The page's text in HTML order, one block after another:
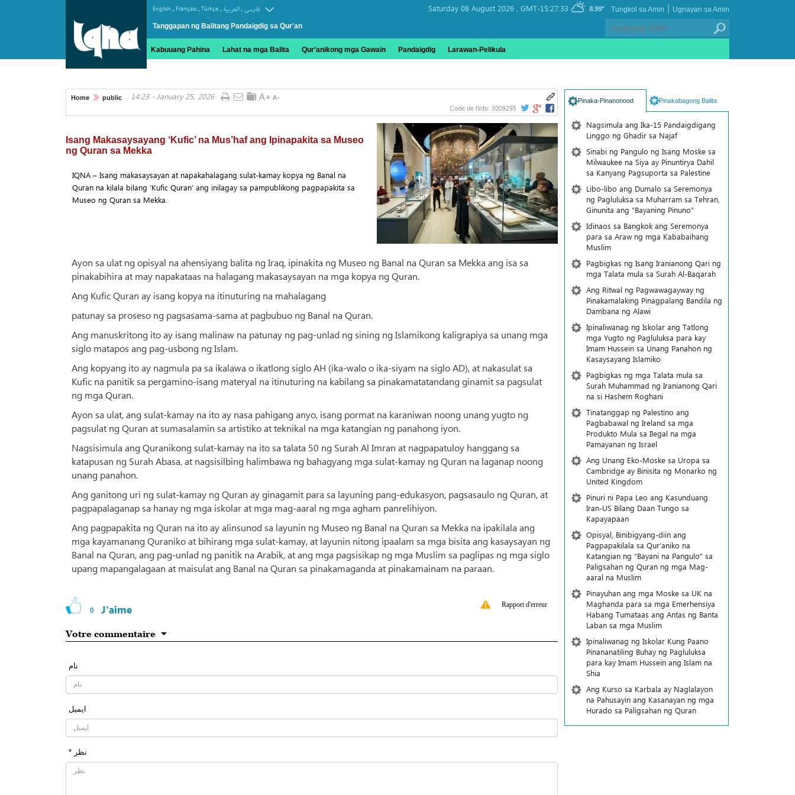
English . Français. Türkçe. العربیة.فارسی
Tanggapan ng Balitang Pandaigdig sa Qur'an
Saturday 08 August 2026 , GMT-15:27:33 8.99° Ugnayan sa Amin
|
Tungkol sa Amin
Kabuuang Pahina Lahat na mga Balita Qur’anikong mga Gawain Pandaigdig Larawan-Pelikula
Home public 14:23 - January 25, 2026
Code de l'info: 3009295
Isang Makasaysayang ‘Kufic’ na Mus’haf ang Ipinapakita sa Museo
ng Quran sa Mekka
IQNA – Isang makasaysayan at napakahalagang sulat-kamay kopya ng Banal na
Quran na kilala bilang ‘Kufic Quran’ ang inilagay sa pampublikong pagpapakita sa
Museo ng Quran sa Mekka.
Ayon sa ulat ng opisyal na ahensiyang balita ng Iraq, ipinakita ng Museo ng Banal na Quran sa Mekka ang isa sa
pinakabihira at may napakataas na halagang makasaysayan na mga kopya ng Quran.
Ang Kufic Quran ay isang kopya na itinuturing na mahalagang
patunay sa proseso ng pagsasama-sama at pagbubuo ng Banal na Quran.
Ang manuskritong ito ay isang malinaw na patunay ng pag-unlad ng sining ng Islamikong kaligrapiya sa unang mga
siglo matapos ang pag-usbong ng Islam.
Ang kopyang ito ay nagmula pa sa ikalawa o ikatlong siglo AH (ika-walo o ika-siyam na siglo AD), at nakasulat sa
Kufic na panitik sa pergamino-isang materyal na itinuturing na kabilang sa pinakamatatandang ginamit sa pagsulat
ng mga Quran.
Ayon sa ulat, ang sulat-kamay na ito ay nasa pahigang anyo, isang pormat na karaniwan noong unang yugto ng
pagsulat ng Quran at sumasalamin sa artistiko at teknikal na mga katangian ng panahong iyon.
Nagsisimula ang Quranikong sulat-kamay na ito sa talata 50 ng Surah Al Imran at nagpapatuloy hanggang sa
katapusan ng Surah Abasa, at nagsisilbing halimbawa ng bahagyang mga sulat-kamay ng Quran na laganap noong
unang panahon.
Ang ganitong uri ng sulat-kamay ng Quran ay ginagamit para sa layuning pang-edukasyon, pagsasaulo ng Quran, at
pagpapalaganap sa hanay ng mga iskolar at mga mag-aaral ng mga agham panrelihiyon.
Ang pagpapakita ng Quran na ito ay alinsunod sa layunin ng Museo ng Banal na Quran sa Mekka na ipakilala ang
mga kayamanang Quraniko at bihirang mga sulat-kamay, at layunin nitong ipaalam sa mga bisita ang kasaysayan ng
Banal na Quran, ang pag-unlad ng panitik na Arabik, at ang mga pagsisikap ng mga Muslim sa paglipas ng mga siglo
upang mapangalagaan at maisulat ang Banal na Quran sa pinakamaganda at pinakamainam na paraan.
0 J'aime Rapport d'erreur
Votre commentaire
نام
ایمیل
* نظر
Pinaka-Pinanonood Pinakabagong Balita
Nagsimula ang Ika-15 Pandaigdigang
Linggo ng Ghadir sa Najaf
Sinabi ng Pangulo ng Isang Moske sa
Milwaukee na Siya ay Pinuntirya Dahil
sa Kanyang Pagsuporta sa Palestine
Libo-libo ang Dumalo sa Seremonya
ng Pagluluksa sa Muharram sa Tehran,
Ginunita ang “Bayaning Pinuno”
Idinaos sa Bangkok ang Seremonya
para sa Araw ng mga Kababaihang
Muslim
Pagbigkas ng Isang Iranianong Qari ng
mga Talata mula sa Surah Al-Baqarah
Ang Ritwal ng Pagwawagayway ng
Pinakamalaking Pinagpalang Bandila ng
Dambana ng Alawi
Ipinaliwanag ng Iskolar ang Tatlong
mga Yugto ng Pagluluksa para kay
Imam Hussein sa Unang Panahon ng
Kasaysayang Islamiko
Pagbigkas ng mga Talata mula sa
Surah Muhammad ng Iranianong Qari
na si Hashem Roghani
Tinatanggap ng Palestino ang
Pagbabawal ng Ireland sa mga
Produkto Mula sa Ilegal na mga
Pamayanan ng Israel
Ang Unang Eko-Moske sa Uropa sa
Cambridge ay Binisita ng Monarko ng
United Kingdom
Pinuri ni Papa Leo ang Kasunduang
Iran-US Bilang Daan Tungo sa
Kapayapaan
Opisyal, Binibigyang-diin ang
Pagpapakilala sa Qur’aniko na
Katangian ng “Bayani na Pangulo” sa
Paligsahan ng Quran ng mga Mag-
aaral na Muslim
Pinayuhan ang mga Moske sa UK na
Maghanda para sa mga Emerhensiya
Habang Tumataas ang Antas ng Banta
Laban sa mga Muslim
Ipinaliwanag ng Iskolar Kung Paano
Pinananatiling Buhay ng Pagluluksa
para kay Imam Hussein ang Islam na
Shia
Ang Kurso sa Karbala ay Naglalayon
na Pahusayin ang Kasanayan ng mga
Hurado sa Paligsahan ng Quran